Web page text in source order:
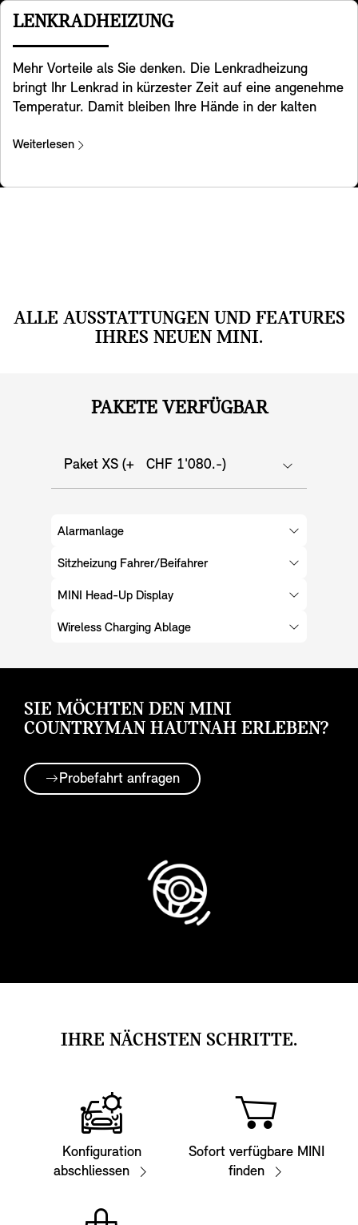
unterliegt den landesspezifischen Bestimmungen.
LENKRADHEIZUNG
Mehr Vorteile als Sie denken. Die Lenkradheizung
bringt Ihr Lenkrad in kürzester Zeit auf eine angenehme
Temperatur. Damit bleiben Ihre Hände in der kalten
komfortabel unterwegs sind.
Weiterlesen
ALLE AUSSTATTUNGEN UND FEATURES
IHRES NEUEN MINI.
PAKETE VERFÜGBAR
Paket XS (+ CHF 1'080.-)
Alarmanlage
Sitzheizung Fahrer/Beifahrer
MINI Head-Up Display
Wireless Charging Ablage
SIE MÖCHTEN DEN MINI
COUNTRYMAN HAUTNAH ERLEBEN?
Probefahrt anfragen
IHRE NÄCHSTEN SCHRITTE.
Konfiguration
abschliessen
Sofort verfügbare MINI
finden